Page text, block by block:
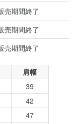
売期間終了
売期間終了
売期間終了
肩幅
39
42
47